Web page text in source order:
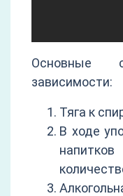
Основные
зависимости:
Тяга к
В ходе